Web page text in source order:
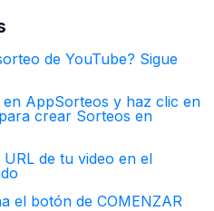
de YouTube? Sigue
en AppSorteos y haz clic en
crear Sorteos en
URL de tu video en el
el botón de COMENZAR